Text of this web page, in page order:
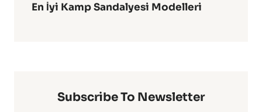
En İyi Kamp Sandalyesi Modelleri
Subscribe To Newsletter